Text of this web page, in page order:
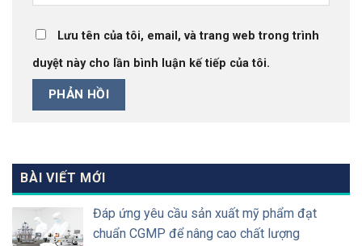
Lưu tên của tôi, email, và trang web trong trình
duyệt này cho lần bình luận kế tiếp của tôi.
BÀI VIẾT MỚI
Đáp ứng yêu cầu sản xuất mỹ phẩm đạt
chuẩn CGMP để nâng cao chất lượng